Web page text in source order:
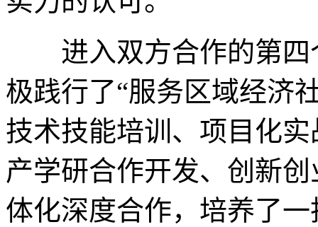
进入双方合作的第四
极践行了“服务区域经济
技术技能培训、项目化
产学研合作开发、创新
体化深度合作，培养了